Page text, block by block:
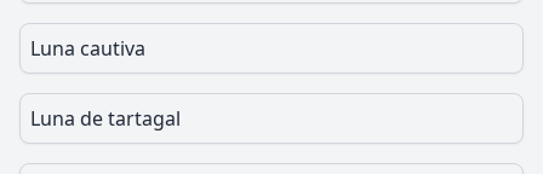
Luna cautiva
Luna de tartagal